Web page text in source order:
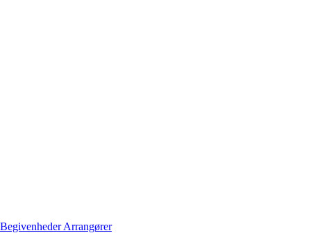
BegivenhederArrangører